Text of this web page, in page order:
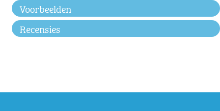
Voorbeelden
Recensies